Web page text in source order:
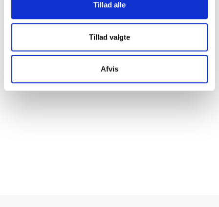
Tillad alle
Tillad valgte
Afvis